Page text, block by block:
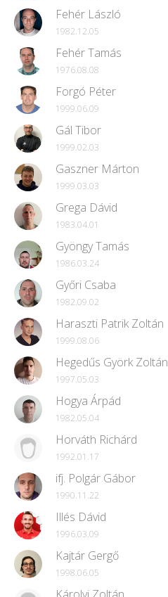
Fehér László
1982.12.05
Fehér Tamás
1976.08.08
Forgó Péter
1999.06.09
Gál Tibor
1999.02.03
Gaszner Márton
1999.03.03
Grega Dávid
1983.04.01
Gyöngy Tamás
1986.03.24
Győri Csaba
1982.09.02
Haraszti Patrik Zoltán
1999.08.06
Hegedűs Györk Zoltán
1997.05.03
Hogya Árpád
1982.05.04
Horváth Richárd
1992.01.17
ifj. Polgár Gábor
1990.11.22
Illés Dávid
1996.03.09
Kajtár Gergő
1998.06.05